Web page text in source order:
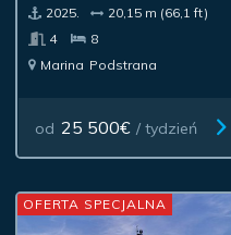
2025.
20,15 m (66,1 ft)
4
8
Marina Podstrana
od 25 500€ / tydzień
OFERTA SPECJALNA